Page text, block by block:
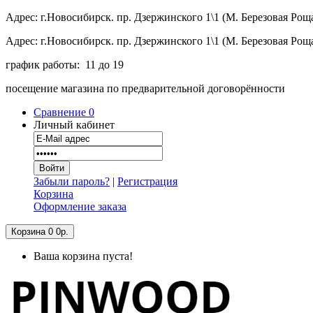
Адрес: г.Новосибирск. пр. Дзержинского 1\1 (М. Березовая
Адрес: г.Новосибирск. пр. Дзержинского 1\1 (М. Березовая
график работы: 11 до 19
посещение магазина по предварительной договорённости
Сравнение 0
Личный кабинет
Забыли пароль? | Регистрация
Корзина
Оформление заказа
Корзина 0 0р.
Ваша корзина пуста!